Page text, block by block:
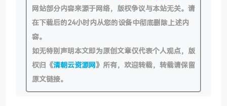
网站部分内容来源于网络，版权争议与本站无关。请
在下载后的24小时内从您的设备中彻底删除上述内
容。
如无特别声明本文即为原创文章仅代表个人观点，版
权归《清朝云资源网》所有，欢迎转载，转载请保留
原文链接。